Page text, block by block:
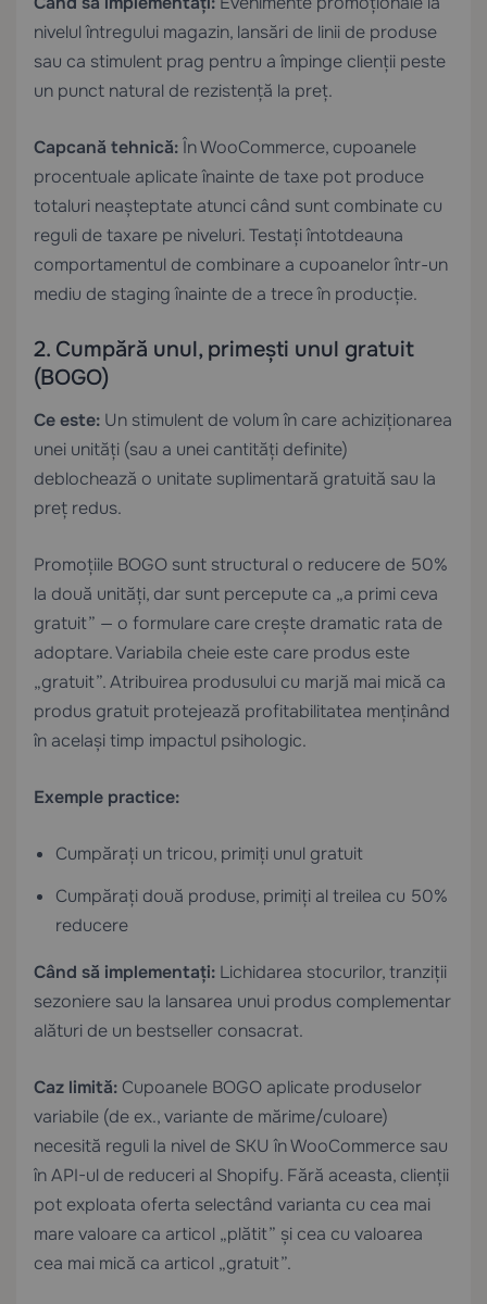
nivelul întregului magazin, lansări de linii de produse
sau ca stimulent prag pentru a împinge clienții peste
un punct natural de rezistență la preț.
Capcană tehnică: În WooCommerce, cupoanele
procentuale aplicate înainte de taxe pot produce
totaluri neașteptate atunci când sunt combinate cu
reguli de taxare pe niveluri. Testați întotdeauna
comportamentul de combinare a cupoanelor într-un
mediu de staging înainte de a trece în producție.
2. Cumpără unul, primești unul gratuit
(BOGO)
Ce este: Un stimulent de volum în care achiziționarea
unei unități (sau a unei cantități definite)
deblochează o unitate suplimentară gratuită sau la
preț redus.
Promoțiile BOGO sunt structural o reducere de 50%
la două unități, dar sunt percepute ca „a primi ceva
gratuit” — o formulare care crește dramatic rata de
adoptare. Variabila cheie este care produs este
„gratuit”. Atribuirea produsului cu marjă mai mică ca
produs gratuit protejează profitabilitatea menținând
în același timp impactul psihologic.
Exemple practice:
Cumpărați un tricou, primiți unul gratuit
Cumpărați două produse, primiți al treilea cu 50%
reducere
Când să implementați: Lichidarea stocurilor, tranziții
sezoniere sau la lansarea unui produs complementar
alături de un bestseller consacrat.
Caz limită: Cupoanele BOGO aplicate produselor
variabile (de ex., variante de mărime/culoare)
necesită reguli la nivel de SKU în WooCommerce sau
în API-ul de reduceri al Shopify. Fără aceasta, clienții
pot exploata oferta selectând varianta cu cea mai
mare valoare ca articol „plătit” și cea cu valoarea
cea mai mică ca articol „gratuit”.